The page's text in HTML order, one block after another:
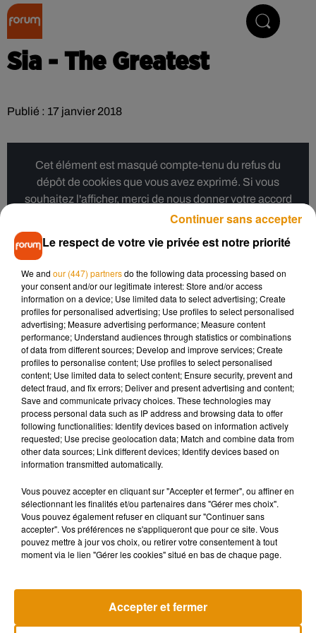
Sia - The Greatest
Publié : 17 janvier 2018
Cet élément est masqué compte-tenu du refus du
dépôt de cookies que vous avez exprimé. Si vous
souhaitez l'afficher, merci de nous donner votre accord
en cliquant sur le bouton ci-dessous.
Afficher l'élément
Musique
Pomme emprunte le décor de
l’émission « Loups Garous » pour
son...
6 août 2026
La version
Day »
Le respect de votre vie privée est notre priorité
We and our (447) partnersdo the following data processing based on
your consent and/or our legitimate interest: Store and/or access
information on a device; Use limited data to select advertising; Create
profiles for personalised advertising; Use profiles to select personalised
advertising; Measure advertising performance; Measure content
performance; Understand audiences through statistics or combinations
of data from different sources; Develop and improve services; Create
profiles to personalise content; Use profiles to select personalised
content; Use limited data to select content; Ensure security, prevent and
detect fraud, and fix errors; Deliver and present advertising and content;
Save and communicate privacy choices. These technologies may
process personal data such as IP address and browsing data to offer
following functionalities: Identify devices based on information actively
requested; Use precise geolocation data; Match and combine data from
other data sources; Link different devices; Identify devices based on
information transmitted automatically.
Vous pouvez accepter en cliquant sur "Accepter et fermer", ou affiner en
sélectionnant les finalités et/ou partenaires dans "Gérer mes choix".
Vous pouvez également refuser en cliquant sur "Continuer sans
accepter". Vos préférences ne s'appliqueront que pour ce site. Vous
pouvez mettre à jour vos choix, ou retirer votre consentement à tout
moment via le lien "Gérer les cookies" situé en bas de chaque page.
Accepter et fermer
Continuer sans accepter